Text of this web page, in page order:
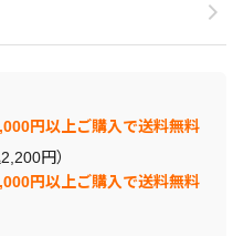
円以上ご購入で送料無料
円）
円以上ご購入で送料無料